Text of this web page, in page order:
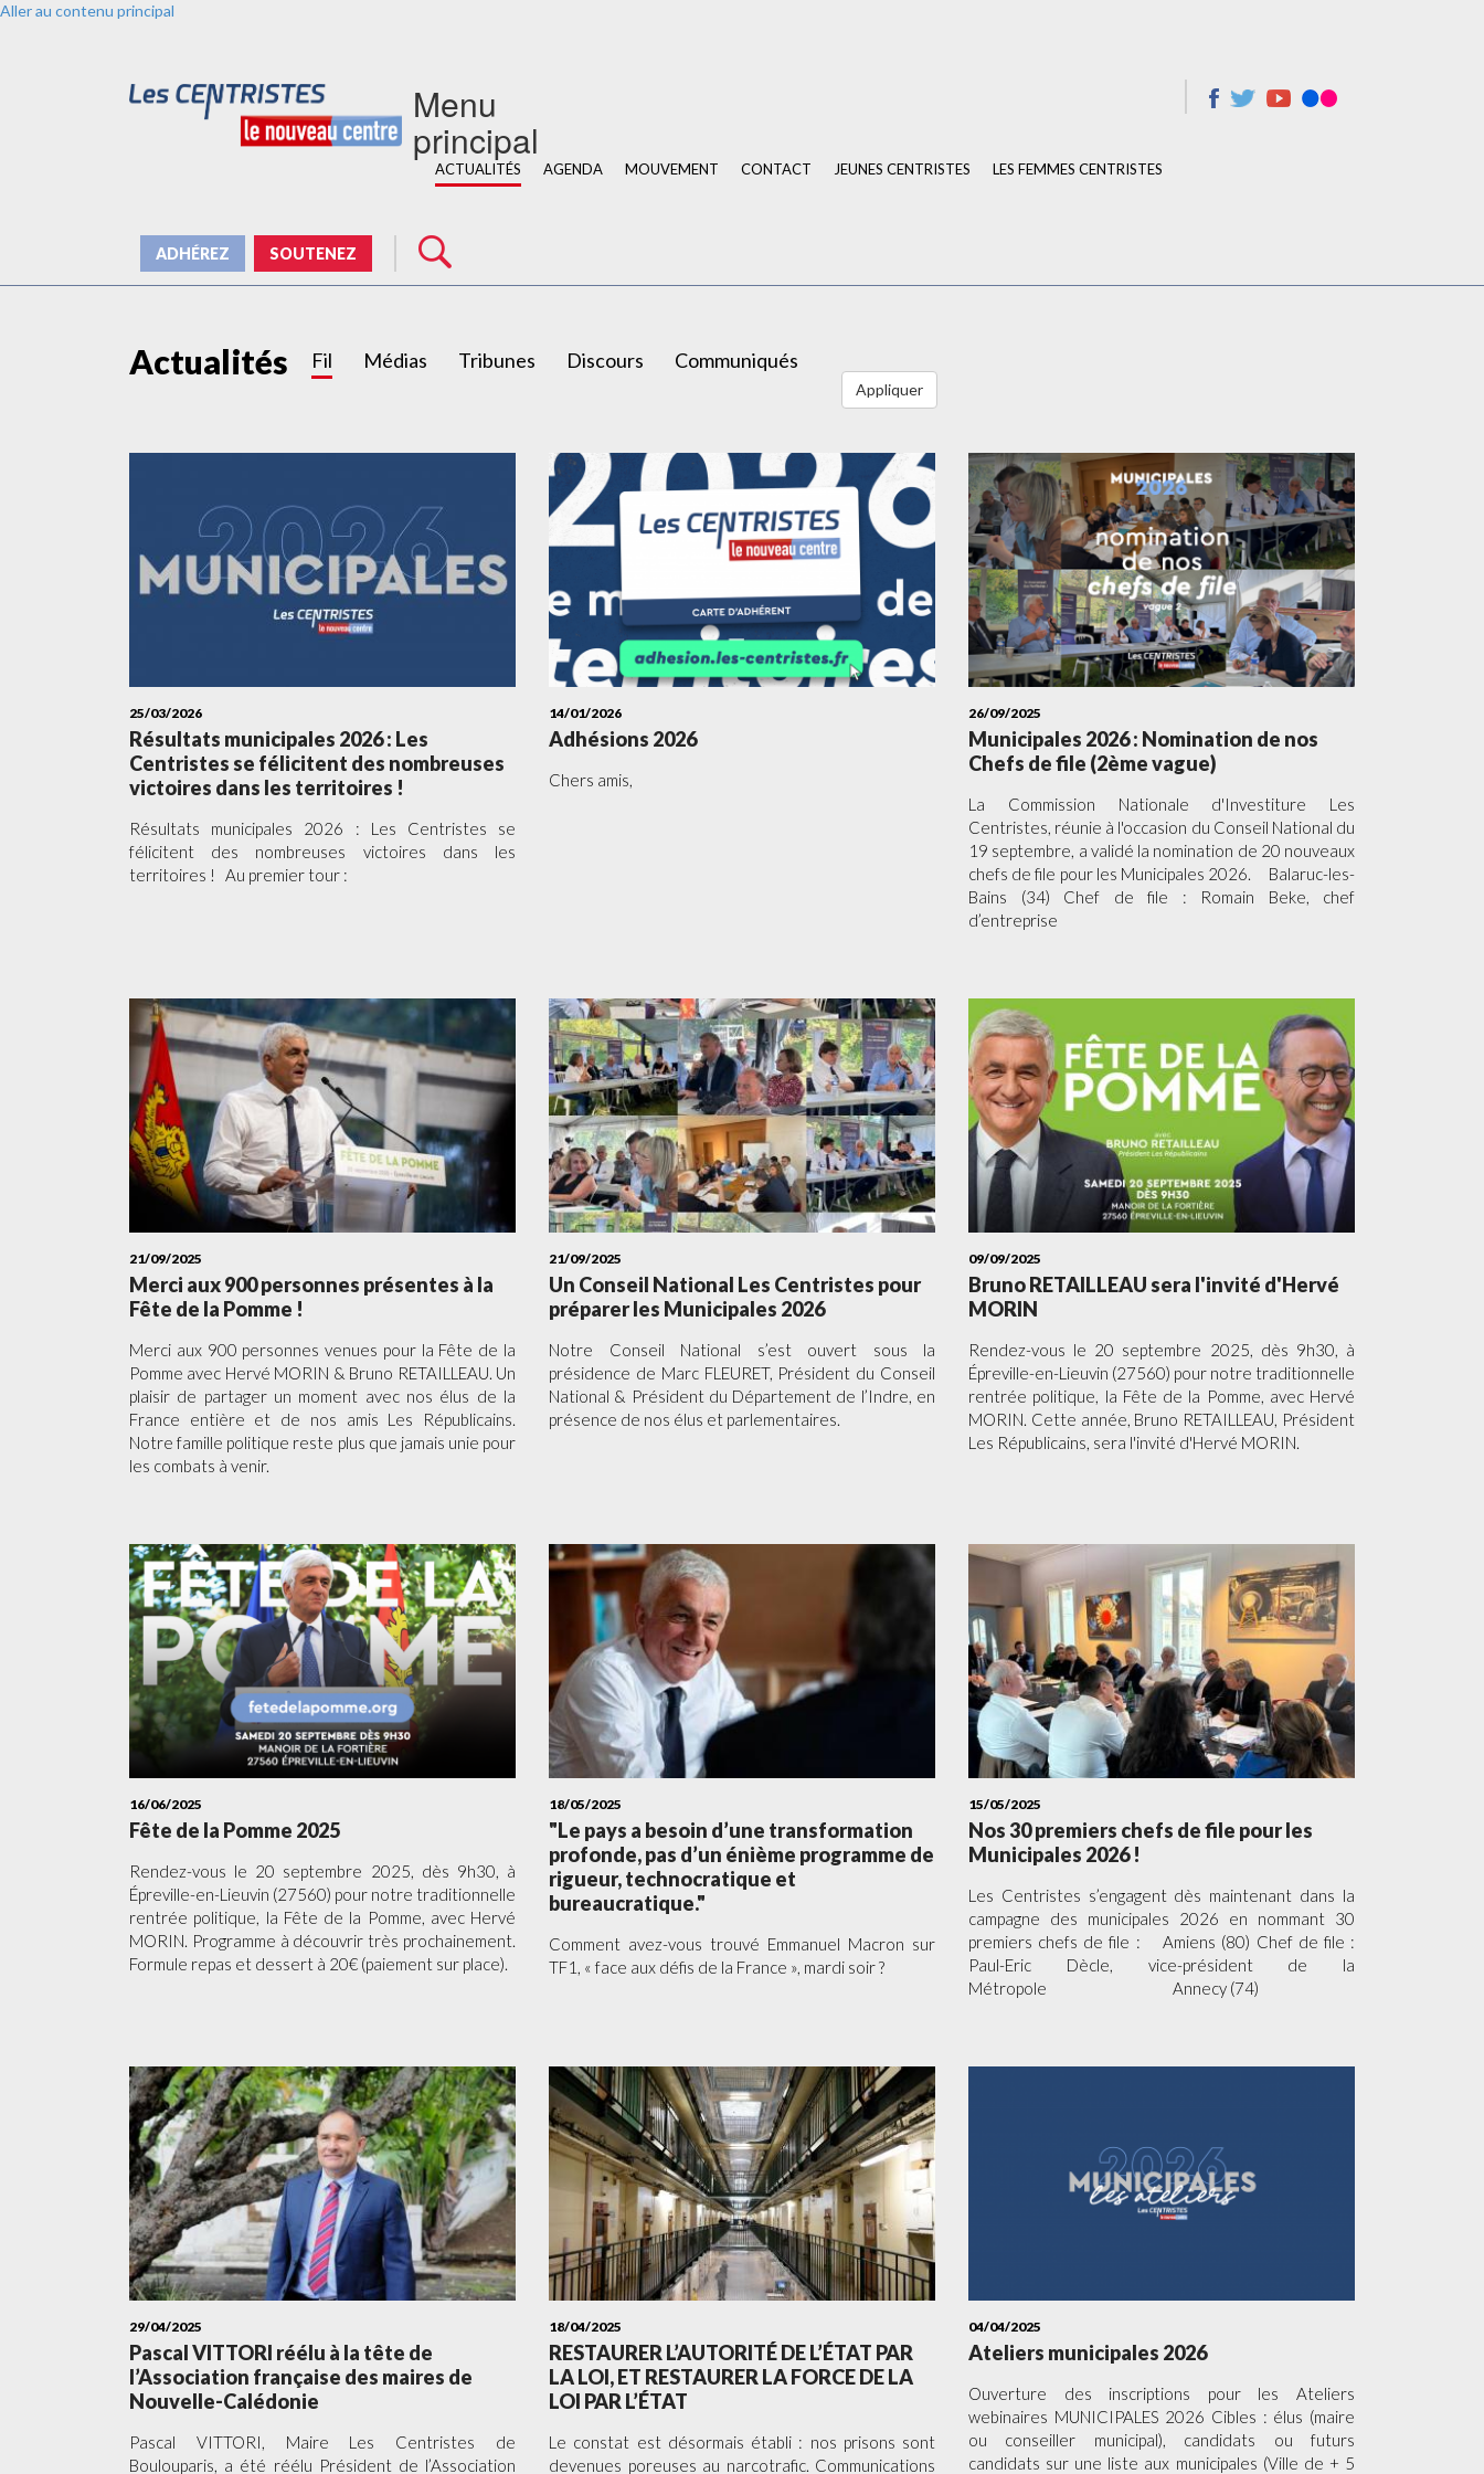
Aller au contenu principal
Menu
principal
ACTUALITÉS AGENDA MOUVEMENT CONTACT JEUNES CENTRISTES LES FEMMES CENTRISTES
ADHÉREZ SOUTENEZ
Actualités Fil Médias Tribunes Discours Communiqués
Appliquer
25/03/2026
Résultats municipales 2026 : Les
Centristes se félicitent des nombreuses
victoires dans les territoires !
Résultats municipales 2026 : Les Centristes se
félicitent des nombreuses victoires dans les
territoires ! Au premier tour :
14/01/2026
Adhésions 2026
Chers amis,
26/09/2025
Municipales 2026 : Nomination de nos
Chefs de file (2ème vague)
La Commission Nationale d'Investiture Les
Centristes, réunie à l'occasion du Conseil National du
19 septembre, a validé la nomination de 20 nouveaux
chefs de file pour les Municipales 2026. Balaruc-les-
Bains (34) Chef de file : Romain Beke, chef
d’entreprise
21/09/2025
Merci aux 900 personnes présentes à la
Fête de la Pomme !
Merci aux 900 personnes venues pour la Fête de la
Pomme avec Hervé MORIN & Bruno RETAILLEAU. Un
plaisir de partager un moment avec nos élus de la
France entière et de nos amis Les Républicains.
Notre famille politique reste plus que jamais unie pour
les combats à venir.
21/09/2025
Un Conseil National Les Centristes pour
préparer les Municipales 2026
Notre Conseil National s’est ouvert sous la
présidence de Marc FLEURET, Président du Conseil
National & Président du Département de l’Indre, en
présence de nos élus et parlementaires.
09/09/2025
Bruno RETAILLEAU sera l'invité d'Hervé
MORIN
Rendez-vous le 20 septembre 2025, dès 9h30, à
Épreville-en-Lieuvin (27560) pour notre traditionnelle
rentrée politique, la Fête de la Pomme, avec Hervé
MORIN. Cette année, Bruno RETAILLEAU, Président
Les Républicains, sera l'invité d'Hervé MORIN.
16/06/2025
Fête de la Pomme 2025
Rendez-vous le 20 septembre 2025, dès 9h30, à
Épreville-en-Lieuvin (27560) pour notre traditionnelle
rentrée politique, la Fête de la Pomme, avec Hervé
MORIN. Programme à découvrir très prochainement.
Formule repas et dessert à 20€ (paiement sur place).
18/05/2025
"Le pays a besoin d’une transformation
profonde, pas d’un énième programme de
rigueur, technocratique et
bureaucratique."
Comment avez-vous trouvé Emmanuel Macron sur
TF1, « face aux défis de la France », mardi soir ?
15/05/2025
Nos 30 premiers chefs de file pour les
Municipales 2026 !
Les Centristes s’engagent dès maintenant dans la
campagne des municipales 2026 en nommant 30
premiers chefs de file : Amiens (80) Chef de file :
Paul-Eric Dècle, vice-président de la
Métropole Annecy (74)
29/04/2025
Pascal VITTORI réélu à la tête de
l’Association française des maires de
Nouvelle-Calédonie
Pascal VITTORI, Maire Les Centristes de
Boulouparis, a été réélu Président de l’Association
18/04/2025
RESTAURER L’AUTORITÉ DE L’ÉTAT PAR
LA LOI, ET RESTAURER LA FORCE DE LA
LOI PAR L’ÉTAT
Le constat est désormais établi : nos prisons sont
devenues poreuses au narcotrafic. Communications
04/04/2025
Ateliers municipales 2026
Ouverture des inscriptions pour les Ateliers
webinaires MUNICIPALES 2026 Cibles : élus (maire
ou conseiller municipal), candidats ou futurs
candidats sur une liste aux municipales (Ville de + 5